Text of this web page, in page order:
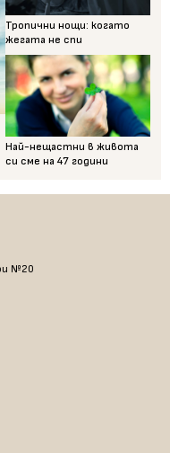
Тропични нощи: когато
жегата не спи
Най-нещастни в живота
си сме на 47 години
№20